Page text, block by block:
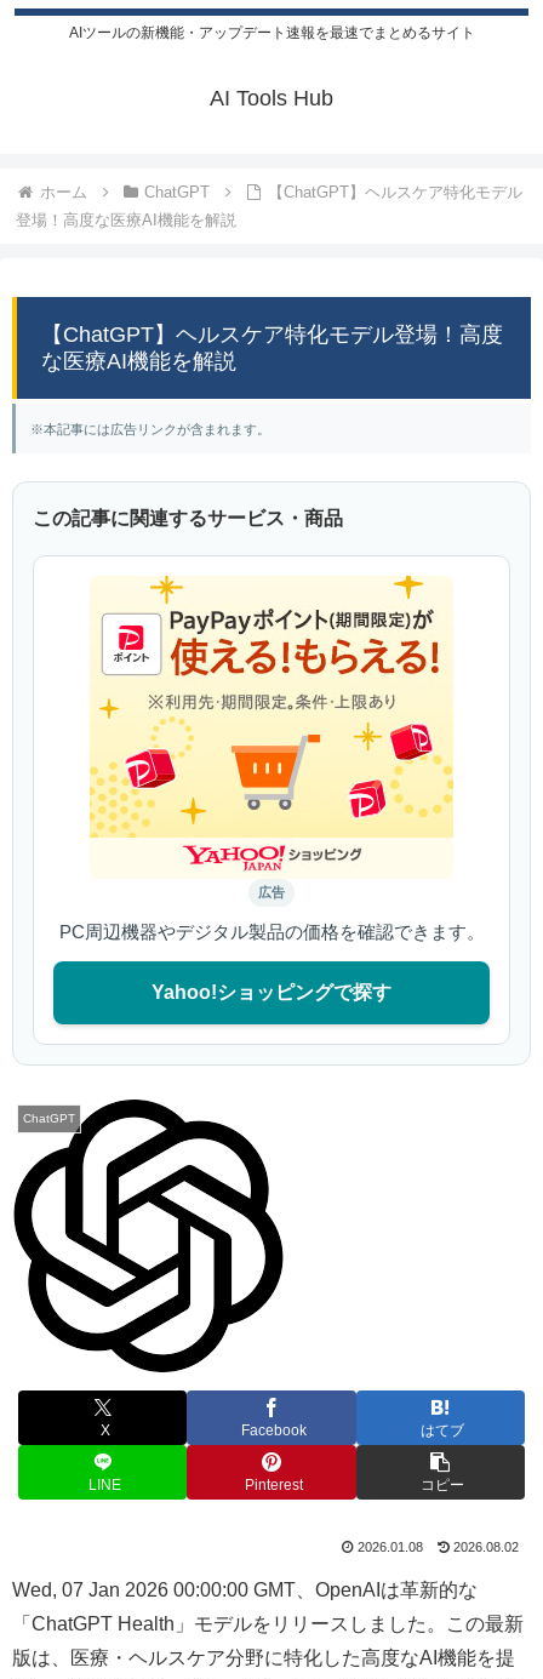
AIツールの新機能・アップデート速報を最速でまとめるサイト
AI Tools Hub
ホーム ChatGPT
【ChatGPT】ヘルスケア特化モデル
登場！高度な医療AI機能を解説
【ChatGPT】ヘルスケア特化モデル登場！高度
な医療AI機能を解説
※本記事には広告リンクが含まれます。
この記事に関連するサービス・商品
広告
PC周辺機器やデジタル製品の価格を確認できます。
Yahoo!ショッピングで探す
ChatGPT
X Facebook はてブ
LINE Pinterest コピー
2026.01.08 2026.08.02
Wed, 07 Jan 2026 00:00:00 GMT、OpenAIは革新的な
「ChatGPT Health」モデルをリリースしました。この最新
版は、医療・ヘルスケア分野に特化した高度なAI機能を提